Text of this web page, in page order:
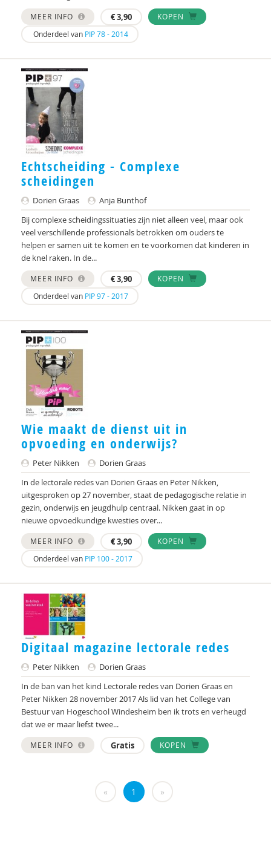
H. van den Bergh
Louise Berkhout
Brenda Best
Gert Biesta
Esther Biezen
A.M. Bijman-Schulte
Marion van Binsbergen
Roelof Bisschop
Anita Blonk
Chris Bluemink
Rosalina Boer-Wirken
Ad Boes
Wil Boezen
Ben Boksebeld
Annerieke Boland
Lilian van der Bolt
Freddy Bonnu
Wendy Bontje
Marianne Boogaard
Saskia Boogert
Martin Bootsma
Martine Borgdorff
H.W. van den Borne
Annelies Borst,
Gabrielle Bos
N.R. Bos
Roel Bosker
T. Bosma
Anna M.T. Bosman
MEER INFO €3,90
KOPEN
Onderdeel van PIP 78 - 2014
Echtscheiding - Complexe
scheidingen
Dorien Graas
Anja Bunthof
Bij complexe scheidingssituaties zijn niet alleen veel, maar ook
veel verschillende professionals betrokken om ouders te
helpen er samen uit te komen en te voorkomen dat kinderen in
de knel raken. In de...
MEER INFO €3,90
KOPEN
Onderdeel van PIP 97 - 2017
Wie maakt de dienst uit in
opvoeding en onderwijs?
Peter Nikken
Dorien Graas
In de lectorale redes van Dorien Graas en Peter Nikken,
uitgesproken op 27 november, staat de pedagogische relatie in
gezin, onderwijs en jeugdhulp centraal. Nikken gaat in op
nieuwe opvoedkundige kwesties over...
MEER INFO €3,90
KOPEN
Onderdeel van PIP 100 - 2017
Digitaal magazine lectorale redes
Peter Nikken
Dorien Graas
In de ban van het kind Lectorale redes van Dorien Graas en
Peter Nikken 28 november 2017 Als lid van het College van
Bestuur van Hogeschool Windesheim ben ik trots en verheugd
dat we er maar liefst twee...
MEER INFO Gratis KOPEN
« 1 »